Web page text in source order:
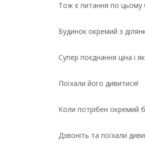
Тож є питання по цьому
Будинок окремий з
Супер поєднання ціна і
Поїхали його дивитися!
Коли потрібен окремий
Дзвоніть та поїхали